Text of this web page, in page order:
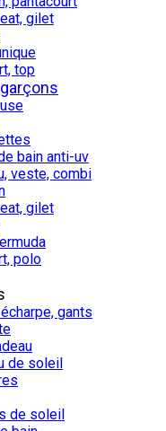
gilet
top
bain anti-uv
veste, combi
gilet
polo
gants
de soleil
de soleil